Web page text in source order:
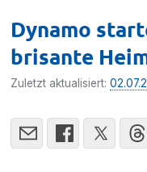
Dynamo
brisante
Zuletzt aktualisiert: